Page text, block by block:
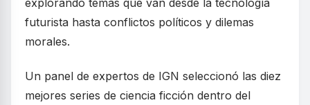
explorando temas que van desde la tecnología
futurista hasta conflictos políticos y dilemas
morales.
Un panel de expertos de IGN seleccionó las diez
mejores series de ciencia ficción dentro del